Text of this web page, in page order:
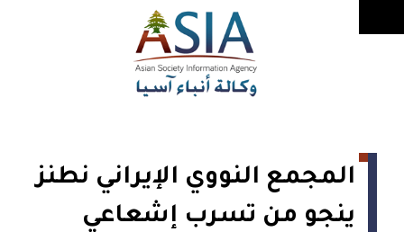
المجمع النووي الإيراني نطنز
ينجو من تسرب إشعاعي